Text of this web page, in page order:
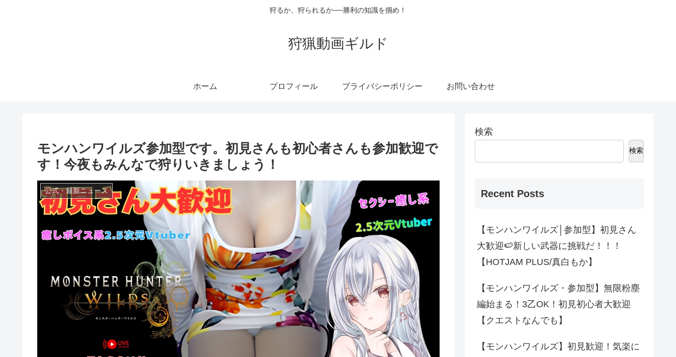
狩るか、狩られるか──勝利の知識を掴め！
狩猟動画ギルド
ホーム プロフィール プライバシーポリシー お問い合わせ
モンハンワイルズ参加型です。初見さんも初心者さんも参加歓迎で
す！今夜もみんなで狩りいきましょう！
公式・最新ニュース
検索
検索
Recent Posts
【モンハンワイルズ│参加型】初見さん
大歓迎🍉新しい武器に挑戦だ！！！
【HOTJAM PLUS/真白もか】
【モンハンワイルズ・参加型】無限粉塵
編始まる！3乙OK！初見初心者大歓迎
【クエストなんでも】
【モンハンワイルズ】初見歓迎！気楽に